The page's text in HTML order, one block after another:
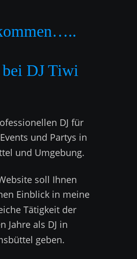
DJ für
und Partys in
und Umgebung.
soll Ihnen
Einblick in meine
Tätigkeit der
Jahre als DJ in
geben.
bei DJ Tiwi